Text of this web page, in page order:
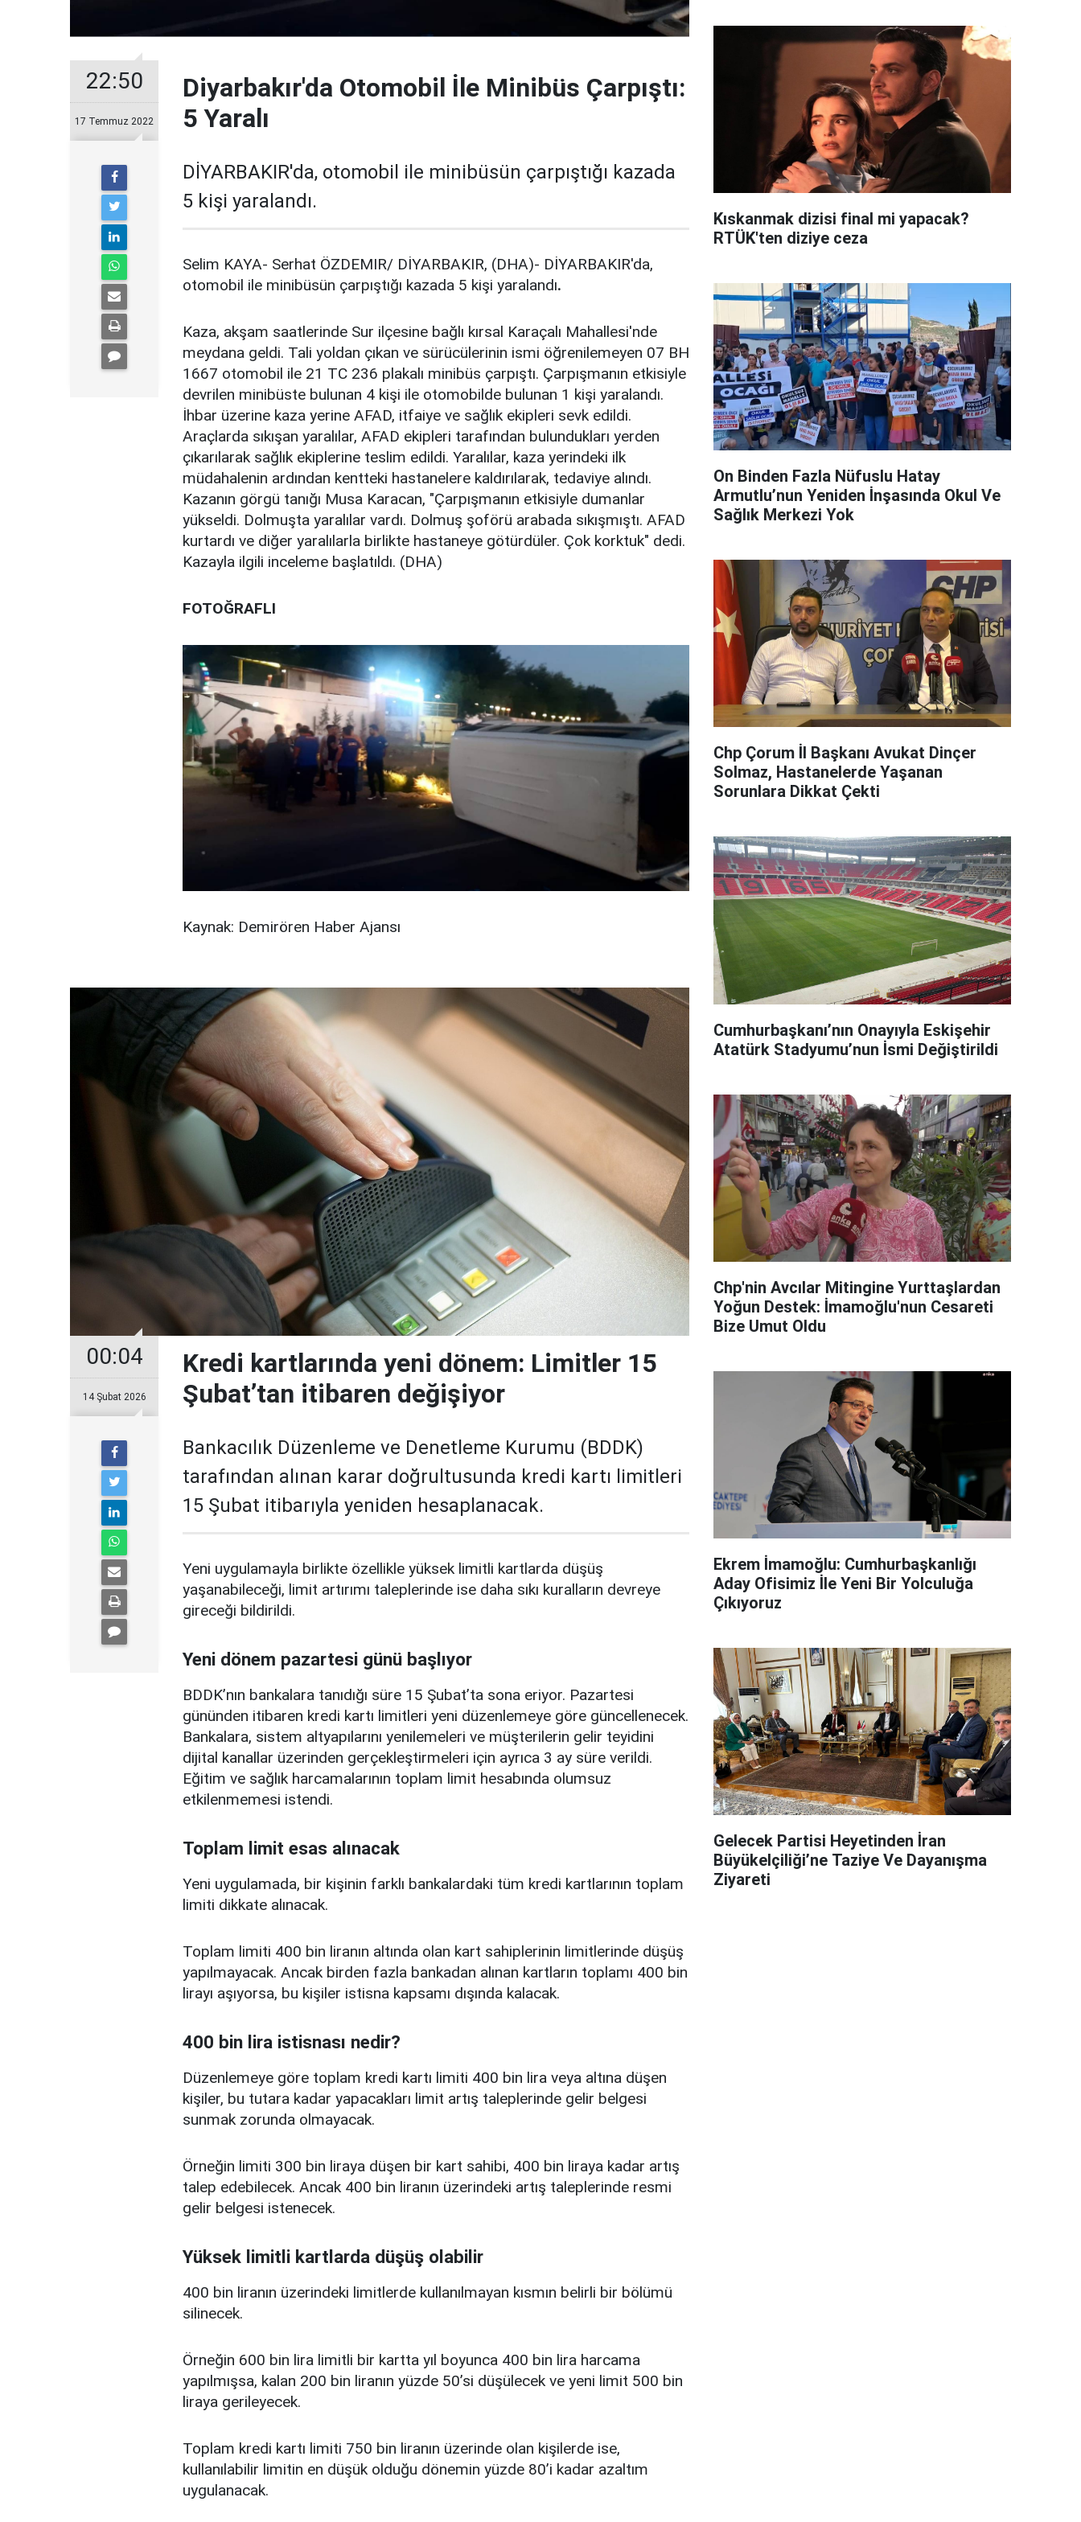
22:50
17 Temmuz 2022
Diyarbakır'da Otomobil İle Minibüs Çarpıştı:
5 Yaralı
DİYARBAKIR'da, otomobil ile minibüsün çarpıştığı kazada
5 kişi yaralandı.
Selim KAYA- Serhat ÖZDEMIR/ DİYARBAKIR, (DHA)- DİYARBAKIR'da,
otomobil ile minibüsün çarpıştığı kazada 5 kişi yaralandı.
Kaza, akşam saatlerinde Sur ilçesine bağlı kırsal Karaçalı Mahallesi'nde
meydana geldi. Tali yoldan çıkan ve sürücülerinin ismi öğrenilemeyen 07 BH
1667 otomobil ile 21 TC 236 plakalı minibüs çarpıştı. Çarpışmanın etkisiyle
devrilen minibüste bulunan 4 kişi ile otomobilde bulunan 1 kişi yaralandı.
İhbar üzerine kaza yerine AFAD, itfaiye ve sağlık ekipleri sevk edildi.
Araçlarda sıkışan yaralılar, AFAD ekipleri tarafından bulundukları yerden
çıkarılarak sağlık ekiplerine teslim edildi. Yaralılar, kaza yerindeki ilk
müdahalenin ardından kentteki hastanelere kaldırılarak, tedaviye alındı.
Kazanın görgü tanığı Musa Karacan, "Çarpışmanın etkisiyle dumanlar
yükseldi. Dolmuşta yaralılar vardı. Dolmuş şoförü arabada sıkışmıştı. AFAD
kurtardı ve diğer yaralılarla birlikte hastaneye götürdüler. Çok korktuk" dedi.
Kazayla ilgili inceleme başlatıldı. (DHA)
FOTOĞRAFLI
Kaynak: Demirören Haber Ajansı
00:04
14 Şubat 2026
Kredi kartlarında yeni dönem: Limitler 15
Şubat’tan itibaren değişiyor
Bankacılık Düzenleme ve Denetleme Kurumu (BDDK)
tarafından alınan karar doğrultusunda kredi kartı limitleri
15 Şubat itibarıyla yeniden hesaplanacak.
Yeni uygulamayla birlikte özellikle yüksek limitli kartlarda düşüş
yaşanabileceği, limit artırımı taleplerinde ise daha sıkı kuralların devreye
gireceği bildirildi.
Yeni dönem pazartesi günü başlıyor
BDDK’nın bankalara tanıdığı süre 15 Şubat’ta sona eriyor. Pazartesi
gününden itibaren kredi kartı limitleri yeni düzenlemeye göre güncellenecek.
Bankalara, sistem altyapılarını yenilemeleri ve müşterilerin gelir teyidini
dijital kanallar üzerinden gerçekleştirmeleri için ayrıca 3 ay süre verildi.
Eğitim ve sağlık harcamalarının toplam limit hesabında olumsuz
etkilenmemesi istendi.
Toplam limit esas alınacak
Yeni uygulamada, bir kişinin farklı bankalardaki tüm kredi kartlarının toplam
limiti dikkate alınacak.
Toplam limiti 400 bin liranın altında olan kart sahiplerinin limitlerinde düşüş
yapılmayacak. Ancak birden fazla bankadan alınan kartların toplamı 400 bin
lirayı aşıyorsa, bu kişiler istisna kapsamı dışında kalacak.
400 bin lira istisnası nedir?
Düzenlemeye göre toplam kredi kartı limiti 400 bin lira veya altına düşen
kişiler, bu tutara kadar yapacakları limit artış taleplerinde gelir belgesi
sunmak zorunda olmayacak.
Örneğin limiti 300 bin liraya düşen bir kart sahibi, 400 bin liraya kadar artış
talep edebilecek. Ancak 400 bin liranın üzerindeki artış taleplerinde resmi
gelir belgesi istenecek.
Yüksek limitli kartlarda düşüş olabilir
400 bin liranın üzerindeki limitlerde kullanılmayan kısmın belirli bir bölümü
silinecek.
Örneğin 600 bin lira limitli bir kartta yıl boyunca 400 bin lira harcama
yapılmışsa, kalan 200 bin liranın yüzde 50’si düşülecek ve yeni limit 500 bin
liraya gerileyecek.
Toplam kredi kartı limiti 750 bin liranın üzerinde olan kişilerde ise,
kullanılabilir limitin en düşük olduğu dönemin yüzde 80’i kadar azaltım
uygulanacak.
Kıskanmak dizisi final mi yapacak?
RTÜK'ten diziye ceza
On Binden Fazla Nüfuslu Hatay
Armutlu’nun Yeniden İnşasında Okul Ve
Sağlık Merkezi Yok
Chp Çorum İl Başkanı Avukat Dinçer
Solmaz, Hastanelerde Yaşanan
Sorunlara Dikkat Çekti
Cumhurbaşkanı’nın Onayıyla Eskişehir
Atatürk Stadyumu’nun İsmi Değiştirildi
Chp'nin Avcılar Mitingine Yurttaşlardan
Yoğun Destek: İmamoğlu'nun Cesareti
Bize Umut Oldu
Ekrem İmamoğlu: Cumhurbaşkanlığı
Aday Ofisimiz İle Yeni Bir Yolculuğa
Çıkıyoruz
Gelecek Partisi Heyetinden İran
Büyükelçiliği’ne Taziye Ve Dayanışma
Ziyareti